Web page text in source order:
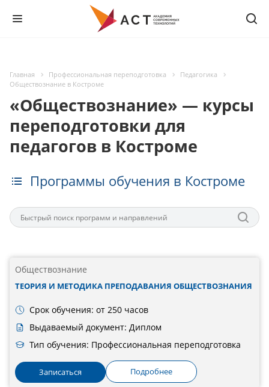
Главная Профессиональная переподготовка
Педагогика
Обществознание в Костроме
«Обществознание» — курсы
переподготовки для
педагогов в Костроме
Программы обучения в Костроме
Обществознание
ТЕОРИЯ И МЕТОДИКА ПРЕПОДАВАНИЯ ОБЩЕСТВОЗНАНИЯ
Срок обучения: от 250 часов
Выдаваемый документ: Диплом
Тип обучения: Профессиональная переподготовка
Записаться Подробнее